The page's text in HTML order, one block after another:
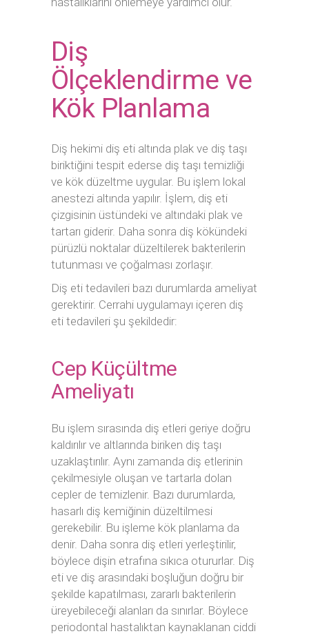
Diş
Ölçeklendirme ve
Kök Planlama
Diş hekimi diş eti altında plak ve diş taşı
biriktiğini tespit ederse diş taşı temizliği
ve kök düzeltme uygular. Bu işlem lokal
anestezi altında yapılır. İşlem, diş eti
çizgisinin üstündeki ve altındaki plak ve
tartarı giderir. Daha sonra diş kökündeki
pürüzlü noktalar düzeltilerek bakterilerin
tutunması ve çoğalması zorlaşır.
Diş eti tedavileri bazı durumlarda ameliyat
gerektirir. Cerrahi uygulamayı içeren diş
eti tedavileri şu şekildedir:
Cep Küçültme
Ameliyatı
Bu işlem sırasında diş etleri geriye doğru
kaldırılır ve altlarında biriken diş taşı
uzaklaştırılır. Aynı zamanda diş etlerinin
çekilmesiyle oluşan ve tartarla dolan
cepler de temizlenir. Bazı durumlarda,
hasarlı diş kemiğinin düzeltilmesi
gerekebilir. Bu işleme kök planlama da
denir. Daha sonra diş etleri yerleştirilir,
böylece dişin etrafına sıkıca otururlar. Diş
eti ve diş arasındaki boşluğun doğru bir
şekilde kapatılması, zararlı bakterilerin
üreyebileceği alanları da sınırlar. Böylece
periodontal hastalıktan kaynaklanan ciddi